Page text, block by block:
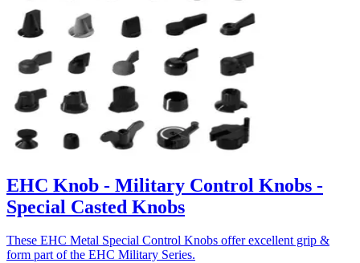
EHC Knob - Military Control Knobs -
Special Casted Knobs
These EHC Metal Special Control Knobs offer excellent grip &
form part of the EHC Military Series.